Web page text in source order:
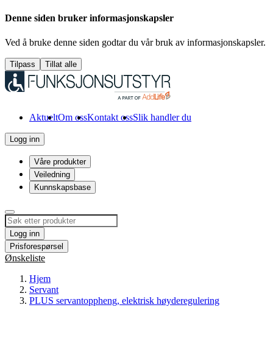
Denne siden bruker informasjonskapsler
Ved å bruke denne siden godtar du vår bruk av informasjonskapsler.
Tilpass Tillat alle
AktueltOm ossKontakt ossSlik handler du
Logg inn
Våre produkter
Veiledning
Kunnskapsbase
Logg inn
Prisforespørsel
Ønskeliste
Hjem
Servant
PLUS servantoppheng, elektrisk høyderegulering